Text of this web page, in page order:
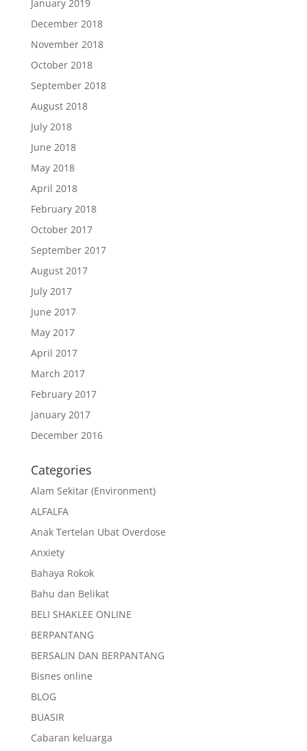
January 2019
December 2018
November 2018
October 2018
September 2018
August 2018
July 2018
June 2018
May 2018
April 2018
February 2018
October 2017
September 2017
August 2017
July 2017
June 2017
May 2017
April 2017
March 2017
February 2017
January 2017
December 2016
Categories
Alam Sekitar (Environment)
ALFALFA
Anak Tertelan Ubat Overdose
Anxiety
Bahaya Rokok
Bahu dan Belikat
BELI SHAKLEE ONLINE
BERPANTANG
BERSALIN DAN BERPANTANG
Bisnes online
BLOG
BUASIR
Cabaran keluarga